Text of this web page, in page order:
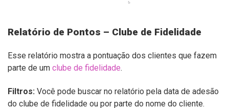
Relatório de Pontos – Clube de Fidelidade
Esse relatório mostra a pontuação dos clientes que fazem
parte de um clube de fidelidade.
Filtros: Você pode buscar no relatório pela data de adesão
do clube de fidelidade ou por parte do nome do cliente.